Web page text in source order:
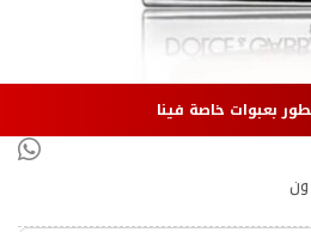
بعبوات خاصة فينا